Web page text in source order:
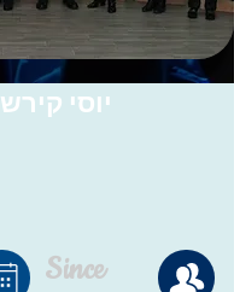
יוסי קירש
Since